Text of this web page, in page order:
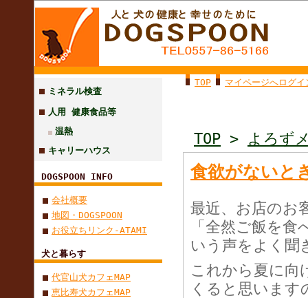
ミネラル検査
人用 健康食品等
温熱
キャリーハウス
DOGSPOON INFO
会社概要
地図・DOGSPOON
お役立ちリンク-ATAMI
犬と暮らす
代官山犬カフェMAP
恵比寿犬カフェMAP
TOP マイページへログイ
TOP > よろず
食欲がないと
最近、お店のお
「全然ご飯を
いう声をよく聞
これから夏に向
くると思いま